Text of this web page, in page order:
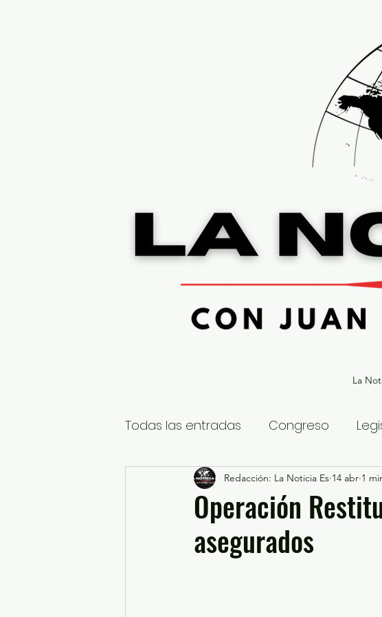
La
Todas las entradas Congreso
Nacional Estatal
Educación y Cultura Seguridad y
Operación
asegurados
Redacción: La Noticia Es 14 abr 1